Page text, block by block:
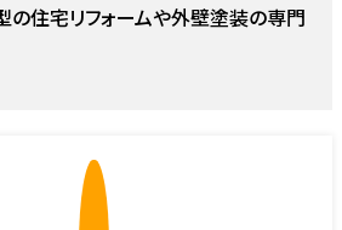
の住宅リフォームや外壁塗装の専門